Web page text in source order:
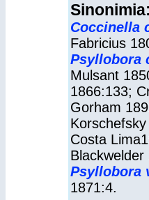
Sinonimia:
Coccinella
Fabricius
Psyllobora
Mulsant
1866:133;
Gorham
Costa
Blackwelder
Psyllobora
1871:4.